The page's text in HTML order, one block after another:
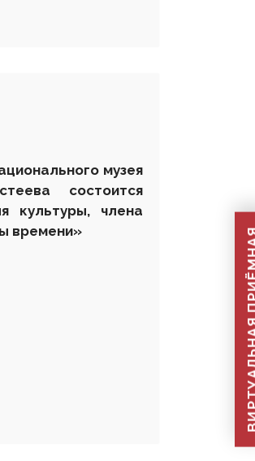
музея
состоится
культуры, члена
времени»